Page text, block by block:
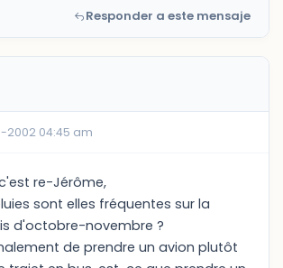
Responder a este mensaje
2002 04:45 am
re-Jérôme,
sont elles fréquentes sur la
d'octobre-novembre ?
de prendre un avion plutôt